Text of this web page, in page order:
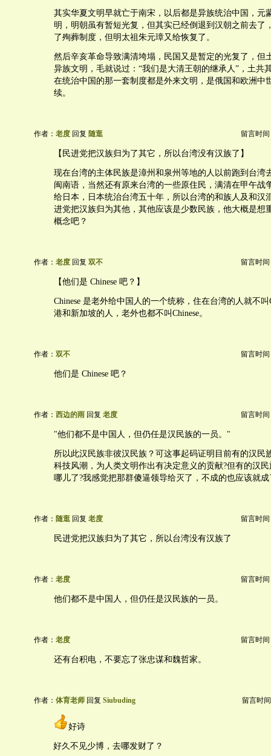
其实华夏文明早就亡于南宋，以后都是异族统治中国，元
明，明朝虽有暂短光复，但其实已经倒退到汉朝之前去了
了殉葬制度，但明太祖朱元璋又给恢复了。
然后辛亥革命导致满清垮塌，民国又是暂定的光复了，但
异族文明，毛就说过：“我们是大清王朝的继承人”，土共
在统治中国的那一套制度都是外来文明，是俄国和欧洲中
续。
作者： 老度 回复 随逛 留言时间
【民进党把汉族归为了其它，所以台湾没有汉族了】
现在台湾的主体民族是漳州和泉州等地的人以前跑到台湾
闽南语，当然还有原来台湾的一些原住民，满清在甲午战
给日本，日本统治台湾五十年，所以台湾的和族人及和汉
进党把汉族归为其他，其他应该是少数民族，他大概是想
概念吧？
作者： 老度 回复 双不 留言时间
【他们是 Chinese 吧？】
Chinese 是老外给中国人的一个统称，住在台湾的人就不叫
港和新加坡的人，老外也都不叫Chinese。
作者： 双不 留言时间
他们是 Chinese 吧？
作者： 西边的雨 回复 老度 留言时间
"他们都不是中国人，但仍任是汉民族的一员。"
所以此汉民族非彼汉民族？可这事起码证明目前有的汉民
科技风潮，为人类文明作出有决定意义的贡献?但有的汉
哪儿了?我感觉把那群傻逼领导给灭了，不成的也应该就成
作者： 随逛 回复 老度 留言时间
民进党把汉族归为了其它，所以台湾没有汉族了
作者： 老度 留言时间
他们都不是中国人，但仍任是汉民族的一员。
作者： 老度 留言时间
还有台积电，不要忘了张忠谋和魏哲家。
作者： 体育老师 回复 Siubuding 留言时
好诗
好久不见少博，去哪发财了？